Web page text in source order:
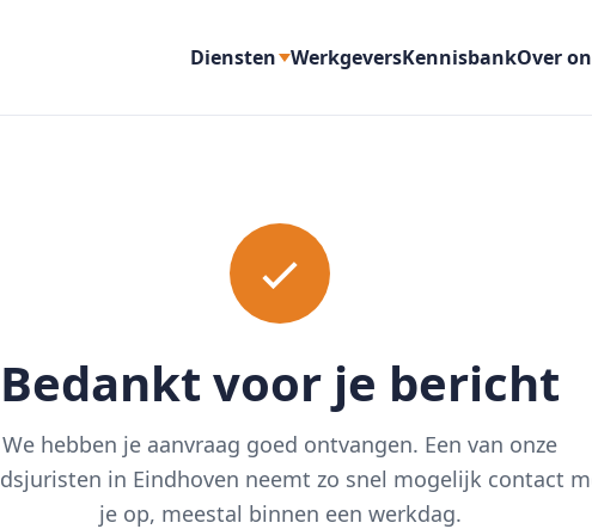
Diensten WerkgeversKennisbankOver
Bedankt voor je bericht
We hebben je aanvraag goed ontvangen. Een van onze
in Eindhoven neemt zo snel mogelijk contact
je op, meestal binnen een werkdag.